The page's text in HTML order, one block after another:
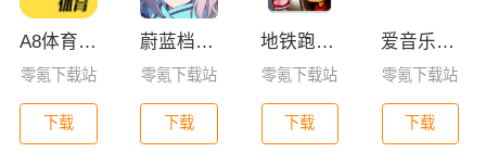
A8体育直播app下载手机版
零氪下载站
下载
蔚蓝档案日服
零氪下载站
下载
地铁跑酷全皮肤版
零氪下载站
下载
爱音乐app下载免费版
零氪下载站
下载